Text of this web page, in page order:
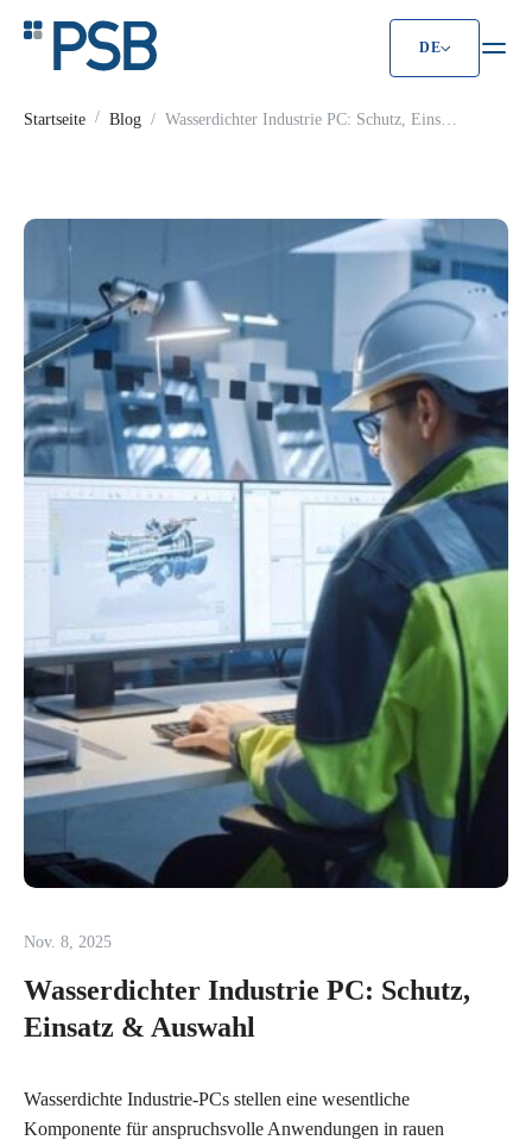
DE
Wasserdichter Industrie PC: Schutz,
Startseite Blog
Wasserdichter Industrie PC: Schutz, Einsatz
Nov. 8, 2025
Wasserdichter Industrie PC: Schutz,
Einsatz & Auswahl
Wasserdichte Industrie-PCs stellen eine wesentliche
Komponente für anspruchsvolle Anwendungen in rauen